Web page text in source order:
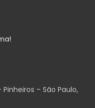
– São Paulo,